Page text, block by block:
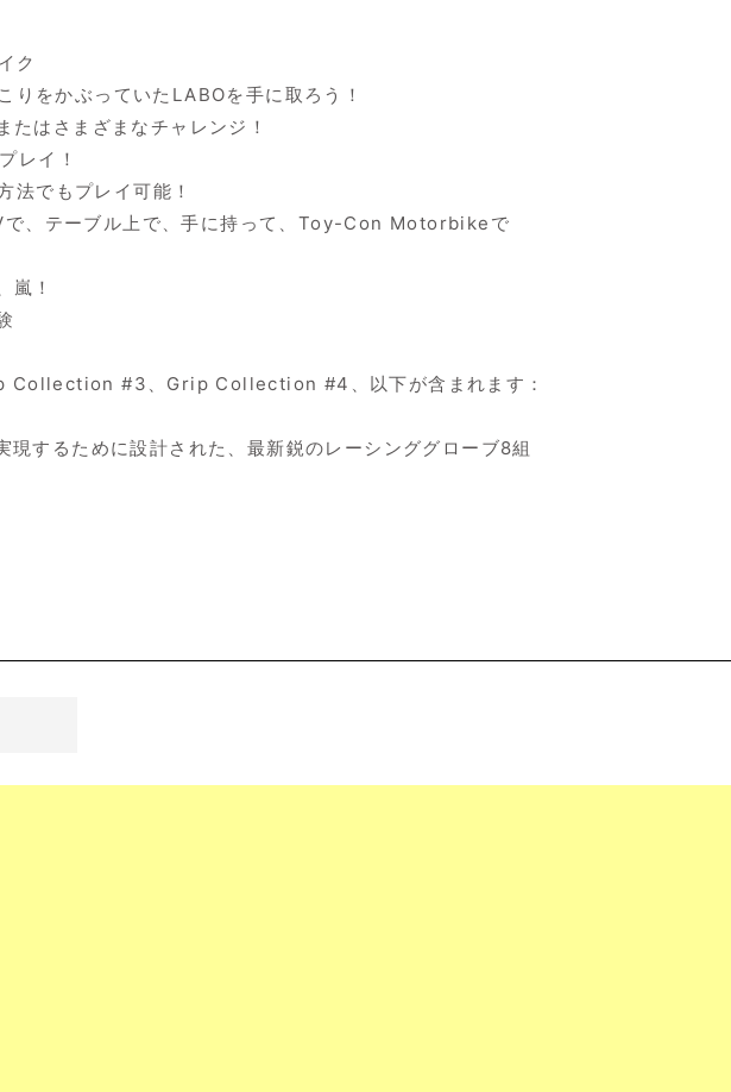
ク
をかぶっていたLABOを手に取ろう！
たはさまざまなチャレンジ！
レイ！
法でもプレイ可能！
で、テーブル上で、手に持って、Toy-Con Motorbikeで
嵐！
Collection #3、Grip Collection #4、以下が含まれます：
するために設計された、最新鋭のレーシンググローブ8組